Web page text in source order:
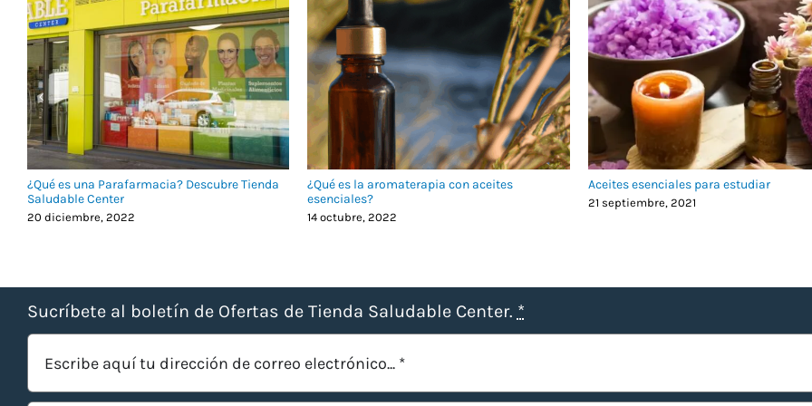
¿Qué es una Parafarmacia? Descubre Tienda
Saludable Center
20 diciembre, 2022
¿Qué es la aromaterapia con aceites
esenciales?
14 octubre, 2022
Aceites esenciales para estudiar
21 septiembre, 2021
Sucríbete al boletín de Ofertas de Tienda Saludable Center. *